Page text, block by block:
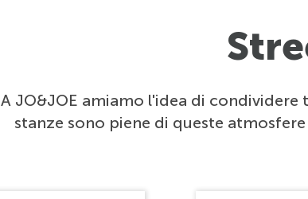
A JO&JOE amiamo l'idea di
stanze sono piene di queste